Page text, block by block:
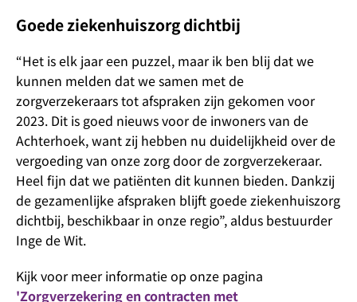
Goede ziekenhuiszorg dichtbij
“Het is elk jaar een puzzel, maar ik ben blij dat we
kunnen melden dat we samen met de
zorgverzekeraars tot afspraken zijn gekomen voor
2023. Dit is goed nieuws voor de inwoners van de
Achterhoek, want zij hebben nu duidelijkheid over de
vergoeding van onze zorg door de zorgverzekeraar.
Heel fijn dat we patiënten dit kunnen bieden. Dankzij
de gezamenlijke afspraken blijft goede ziekenhuiszorg
dichtbij, beschikbaar in onze regio”, aldus bestuurder
Inge de Wit.
Kijk voor meer informatie op onze pagina
'Zorgverzekering en contracten met